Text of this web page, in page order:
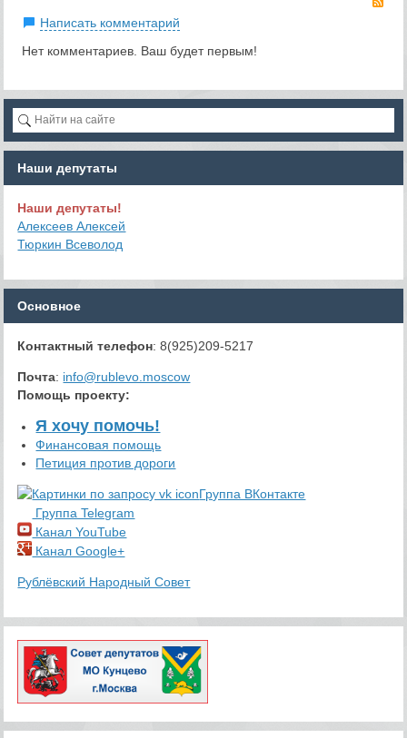
Написать комментарий
Нет комментариев. Ваш будет первым!
Наши депутаты
Наши депутаты!
Алексеев Алексей
Тюркин Всеволод
Основное
Контактный телефон: 8(925)209-5217
Почта: info@rublevo.moscow
Помощь проекту:
Я хочу помочь!
Финансовая помощь
Петиция против дороги
Группа ВКонтакте
Группа Telegram
Канал YouTube
Канал Google+
Рублёвский Народный Совет